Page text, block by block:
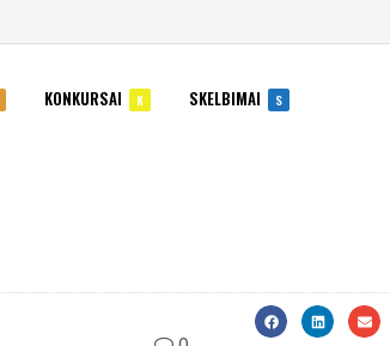
KONKURSAI K SKELBIMAI S